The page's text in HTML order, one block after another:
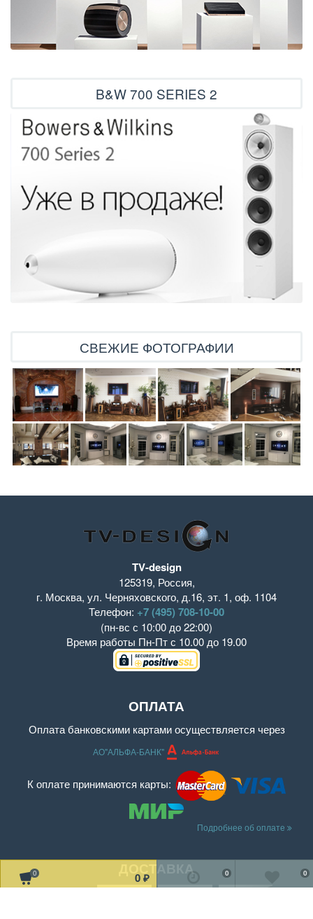
0 0 ₽
0
0
B&W 700 SERIES 2
СВЕЖИЕ ФОТОГРАФИИ
TV-design
125319, Россия,
г. Москва, ул. Черняховского, д.16, эт. 1, оф. 1104
Телефон: +7 (495) 708-10-00
(пн-вс с 10:00 до 22:00)
Время работы Пн-Пт с 10.00 до 19.00
ОПЛАТА
Оплата банковскими картами осуществляется через
АО"АЛЬФА-БАНК"
К оплате принимаются карты:
Подробнее об оплате
ДОСТАВКА